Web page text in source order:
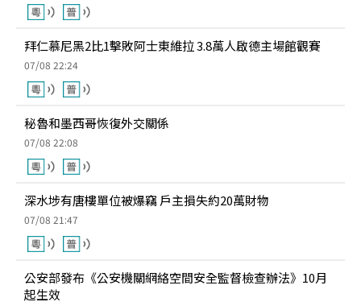
拜仁慕尼黑2比1擊敗阿士東維拉 3.8萬人啟德主場館觀賽
07/08 22:24
秘魯和墨西哥恢復外交關係
07/08 22:08
深水埗有唐樓單位被爆竊 戶主損失約20萬財物
07/08 21:47
公安部發布《公安機關網絡空間安全監督檢查辦法》10月
起生效